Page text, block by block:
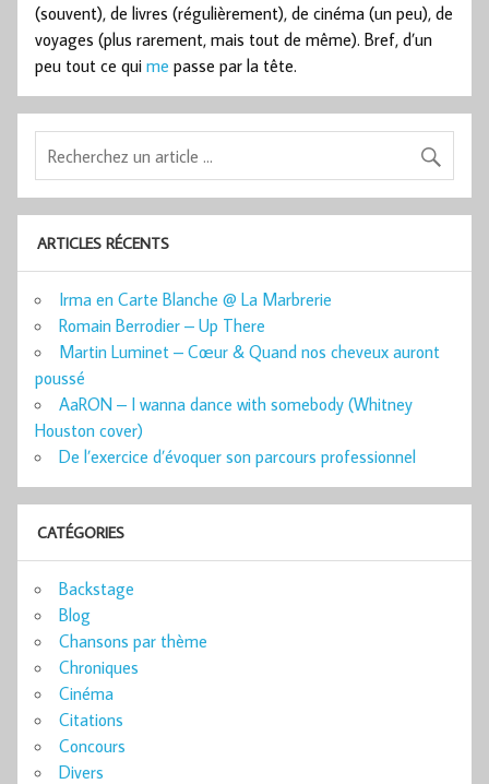
(souvent), de livres (régulièrement), de cinéma (un peu), de
voyages (plus rarement, mais tout de même). Bref, d’un
peu tout ce qui me passe par la tête.
ARTICLES RÉCENTS
Irma en Carte Blanche @ La Marbrerie
Romain Berrodier – Up There
Martin Luminet – Cœur & Quand nos cheveux auront
poussé
AaRON – I wanna dance with somebody (Whitney
Houston cover)
De l’exercice d’évoquer son parcours professionnel
CATÉGORIES
Backstage
Blog
Chansons par thème
Chroniques
Cinéma
Citations
Concours
Divers